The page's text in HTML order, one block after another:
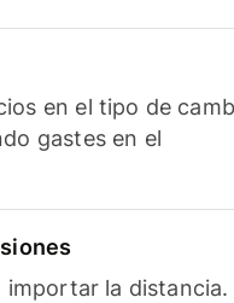
en el tipo de
gastes en el
importar la distancia.